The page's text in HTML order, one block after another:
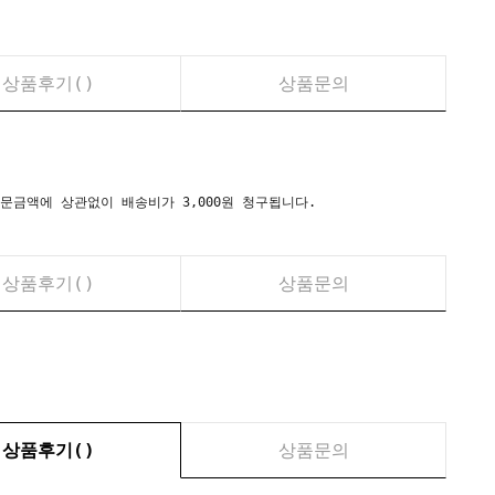
상품후기( ) 상품문의
에 상관없이 배송비가 3,000원 청구됩니다.
상품후기( ) 상품문의
상품후기( ) 상품문의